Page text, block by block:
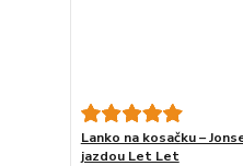
Lanko na kosačku –
jazdou Let Let